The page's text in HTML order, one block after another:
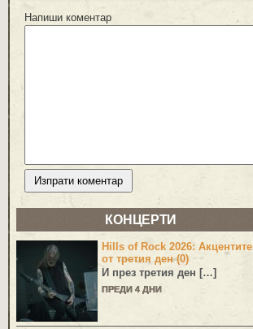
Напиши коментар
КОНЦЕРТИ
Hills of Rock 2026: Акцентите
от третия ден (0)
И през третия ден […]
ПРЕДИ 4 ДНИ